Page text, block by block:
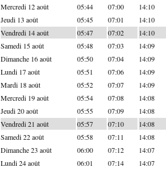
Mercredi 12 août 05:44 07:00 14:10
Jeudi 13 août 05:45 07:01 14:10
Vendredi 14 août 05:47 07:02 14:10
Samedi 15 août 05:48 07:03 14:09
Dimanche 16 août 05:50 07:04 14:09
Lundi 17 août 05:51 07:06 14:09
Mardi 18 août 05:52 07:07 14:09
Mercredi 19 août 05:54 07:08 14:08
Jeudi 20 août 05:55 07:09 14:08
Vendredi 21 août 05:57 07:10 14:08
Samedi 22 août 05:58 07:11 14:08
Dimanche 23 août 06:00 07:12 14:07
Lundi 24 août 06:01 07:14 14:07